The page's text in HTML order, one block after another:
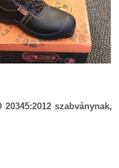
szabványnak,